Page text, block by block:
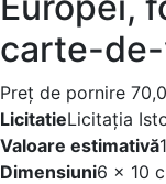
carte-
Preţ de pornire
LicitatieLicitația
Valoare estimativă
Dimensiuni6 x 10